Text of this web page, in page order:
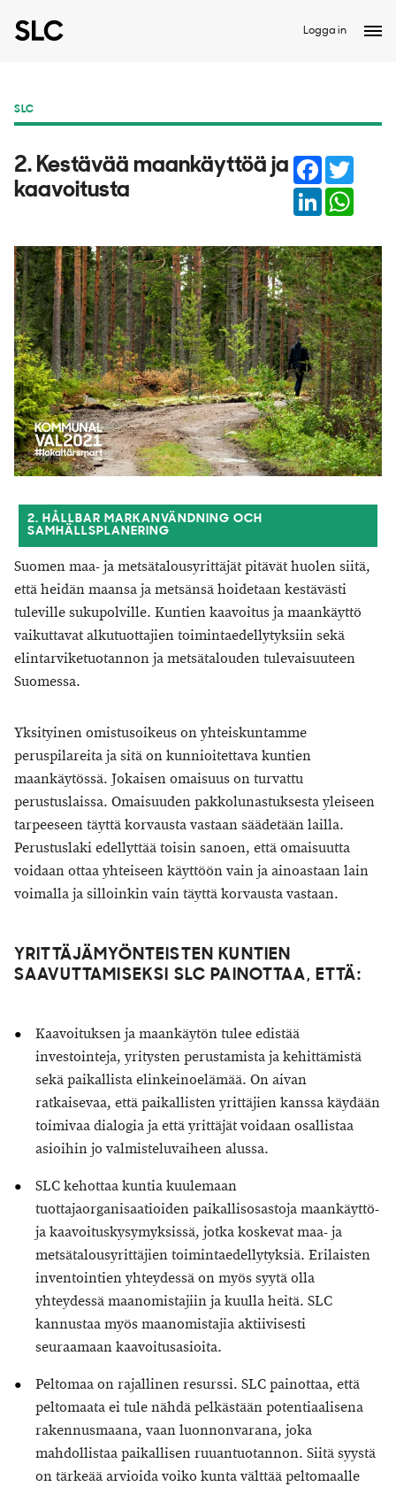
Logga in
SLC
2. Kestävää maankäyttöä ja
kaavoitusta
Facebook
LinkedIn
2. HÅLLBAR MARKANVÄNDNING OCH
SAMHÄLLSPLANERING
Suomen maa- ja metsätalousyrittäjät pitävät huolen siitä,
että heidän maansa ja metsänsä hoidetaan kestävästi
tuleville sukupolville. Kuntien kaavoitus ja maankäyttö
vaikuttavat alkutuottajien toimintaedellytyksiin sekä
elintarviketuotannon ja metsätalouden tulevaisuuteen
Suomessa.
Yksityinen omistusoikeus on yhteiskuntamme
peruspilareita ja sitä on kunnioitettava kuntien
maankäytössä. Jokaisen omaisuus on turvattu
perustuslaissa. Omaisuuden pakkolunastuksesta yleiseen
tarpeeseen täyttä korvausta vastaan säädetään lailla.
Perustuslaki edellyttää toisin sanoen, että omaisuutta
voidaan ottaa yhteiseen käyttöön vain ja ainoastaan lain
voimalla ja silloinkin vain täyttä korvausta vastaan.
YRITTÄJÄMYÖNTEISTEN KUNTIEN
SAAVUTTAMISEKSI SLC PAINOTTAA, ETTÄ:
Kaavoituksen ja maankäytön tulee edistää
investointeja, yritysten perustamista ja kehittämistä
sekä paikallista elinkeinoelämää. On aivan
ratkaisevaa, että paikallisten yrittäjien kanssa käydään
toimivaa dialogia ja että yrittäjät voidaan osallistaa
asioihin jo valmisteluvaiheen alussa.
SLC kehottaa kuntia kuulemaan
tuottajaorganisaatioiden paikallisosastoja maankäyttö-
ja kaavoituskysymyksissä, jotka koskevat maa- ja
metsätalousyrittäjien toimintaedellytyksiä. Erilaisten
inventointien yhteydessä on myös syytä olla
yhteydessä maanomistajiin ja kuulla heitä. SLC
kannustaa myös maanomistajia aktiivisesti
seuraamaan kaavoitusasioita.
Peltomaa on rajallinen resurssi. SLC painottaa, että
peltomaata ei tule nähdä pelkästään potentiaalisena
rakennusmaana, vaan luonnonvarana, joka
mahdollistaa paikallisen ruuantuotannon. Siitä syystä
on tärkeää arvioida voiko kunta välttää peltomaalle